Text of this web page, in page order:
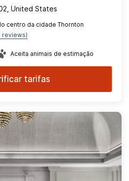
United States
centro da cidade Thornton
reviews)
Aceita animais de estimação
tarifas